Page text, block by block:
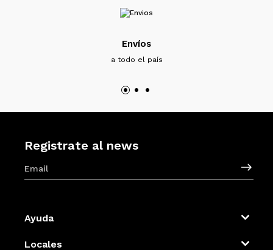
Envíos
a todo el país
Registrate al news
Ayuda
Locales